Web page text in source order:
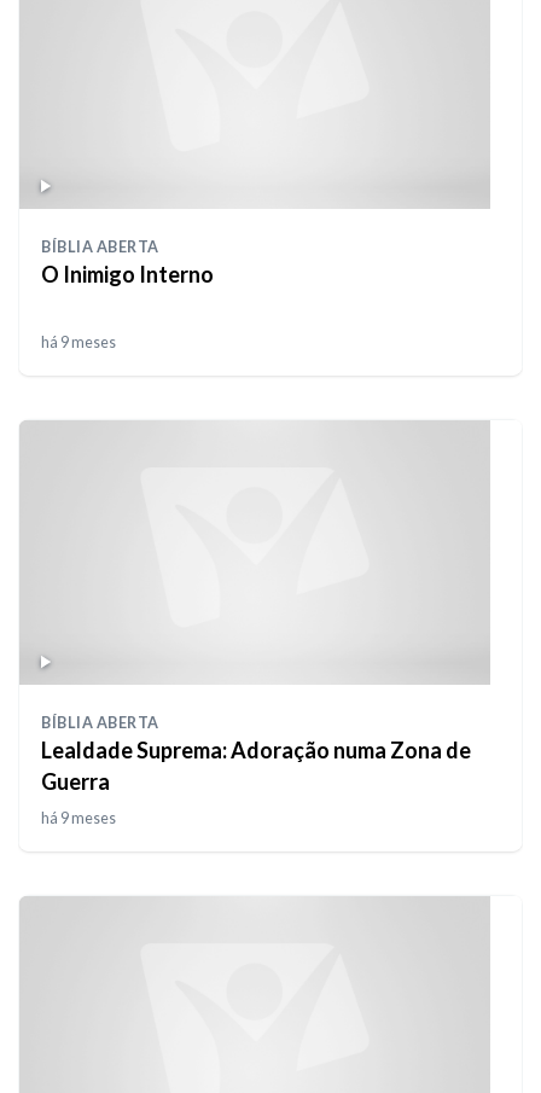
BÍBLIA ABERTA
O Inimigo Interno
há 9 meses
BÍBLIA ABERTA
Lealdade Suprema: Adoração numa Zona de
Guerra
há 9 meses